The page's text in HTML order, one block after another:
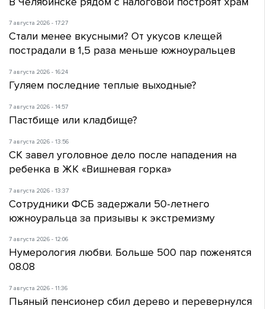
7 августа 2026 - 17:27
Стали менее вкусными? От укусов клещей
пострадали в 1,5 раза меньше южноуральцев
7 августа 2026 - 16:24
Гуляем последние теплые выходные?
7 августа 2026 - 14:57
Пастбище или кладбище?
7 августа 2026 - 13:56
СК завел уголовное дело после нападения на
ребенка в ЖК «Вишневая горка»
7 августа 2026 - 13:37
Сотрудники ФСБ задержали 50-летнего
южноуральца за призывы к экстремизму
7 августа 2026 - 12:06
Нумерология любви. Больше 500 пар поженятся
08.08
7 августа 2026 - 11:36
Пьяный пенсионер сбил дерево и перевернулся